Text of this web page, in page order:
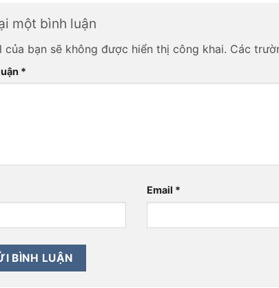
một bình luận
của bạn sẽ không được hiển thị công khai. Các
*
Email *